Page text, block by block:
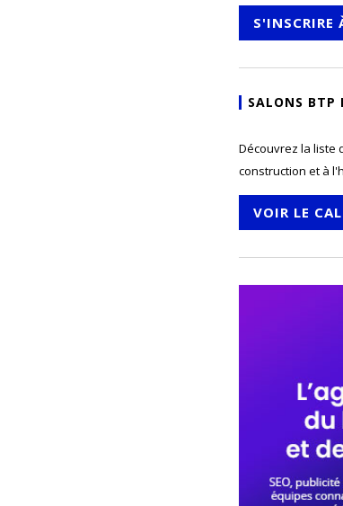
S'INSCRIRE
SALONS BTP
Découvrez la liste
construction et à
VOIR LE